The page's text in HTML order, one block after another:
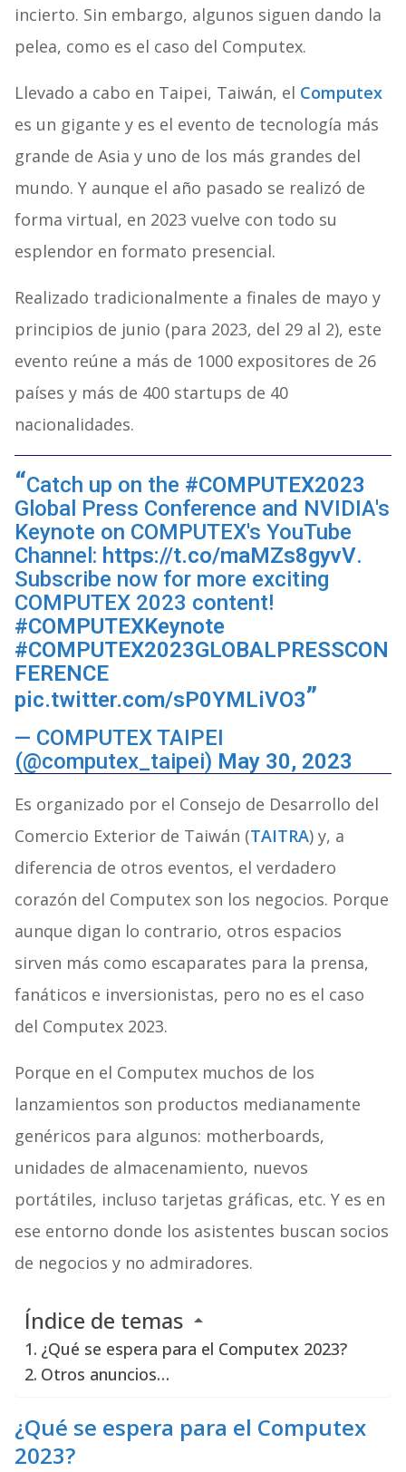
incierto. Sin embargo, algunos siguen dando la
pelea, como es el caso del Computex.
Llevado a cabo en Taipei, Taiwán, el Computex
es un gigante y es el evento de tecnología más
grande de Asia y uno de los más grandes del
mundo. Y aunque el año pasado se realizó de
forma virtual, en 2023 vuelve con todo su
esplendor en formato presencial.
Realizado tradicionalmente a finales de mayo y
principios de junio (para 2023, del 29 al 2), este
evento reúne a más de 1000 expositores de 26
países y más de 400 startups de 40
nacionalidades.
Catch up on the #COMPUTEX2023
Global Press Conference and NVIDIA's
Keynote on COMPUTEX's YouTube
Channel: https://t.co/maMZs8gyvV.
Subscribe now for more exciting
COMPUTEX 2023 content!
#COMPUTEXKeynote
#COMPUTEX2023GLOBALPRESSCON
FERENCE
pic.twitter.com/sP0YMLiVO3
— COMPUTEX TAIPEI
(@computex_taipei) May 30, 2023
Es organizado por el Consejo de Desarrollo del
Comercio Exterior de Taiwán (TAITRA) y, a
diferencia de otros eventos, el verdadero
corazón del Computex son los negocios. Porque
aunque digan lo contrario, otros espacios
sirven más como escaparates para la prensa,
fanáticos e inversionistas, pero no es el caso
del Computex 2023.
Porque en el Computex muchos de los
lanzamientos son productos medianamente
genéricos para algunos: motherboards,
unidades de almacenamiento, nuevos
portátiles, incluso tarjetas gráficas, etc. Y es en
ese entorno donde los asistentes buscan socios
de negocios y no admiradores.
Índice de temas
¿Qué se espera para el Computex 2023?
Otros anuncios…
¿Qué se espera para el Computex
2023?